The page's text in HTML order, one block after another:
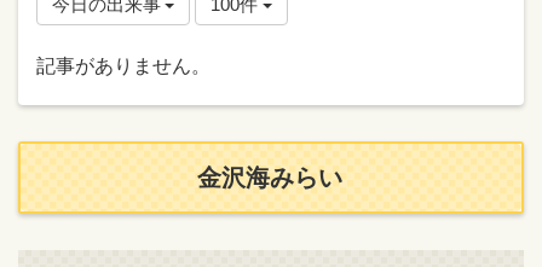
今日の出来事 100件
記事がありません。
金沢海みらい